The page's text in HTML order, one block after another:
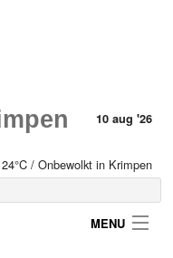
10 aug '26
24°C / Onbewolkt in Krimpen
MENU